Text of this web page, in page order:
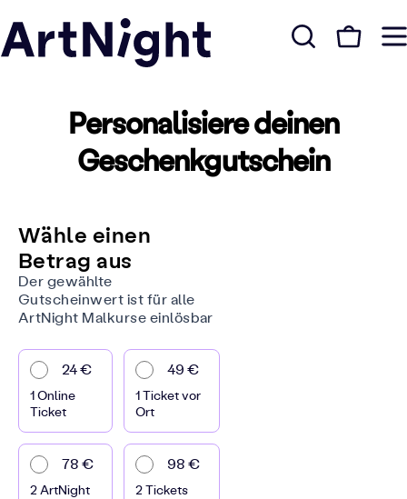
Personalisiere deinen
Geschenkgutschein
Wähle einen
Betrag aus
Der gewählte
Gutscheinwert ist für alle
ArtNight Malkurse einlösbar
24 €
1 Online
Ticket
49 €
1 Ticket vor
Ort
78 €
2 ArtNight
98 €
2 Tickets